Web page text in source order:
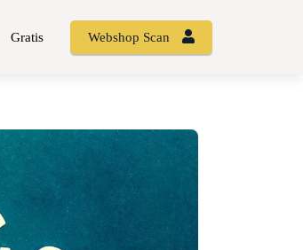
Gratis Webshop Scan